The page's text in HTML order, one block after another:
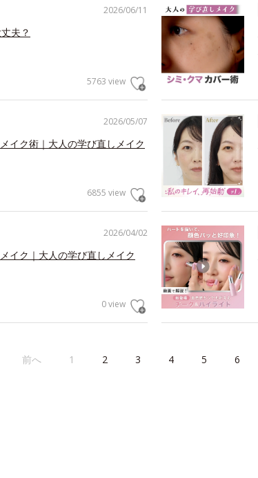
2026/06/11
夫？
5763 view
2026/05/07
イク術｜大人の学び直しメイク
6855 view
2026/04/02
イク｜大人の学び直しメイク
0 view
前へ 1 2 3 4 5 6